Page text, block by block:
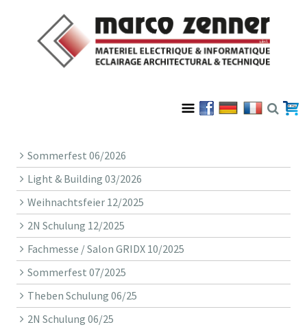
Sommerfest 06/2026
Light & Building 03/2026
Weihnachtsfeier 12/2025
2N Schulung 12/2025
Fachmesse / Salon GRIDX 10/2025
Sommerfest 07/2025
Theben Schulung 06/25
2N Schulung 06/25